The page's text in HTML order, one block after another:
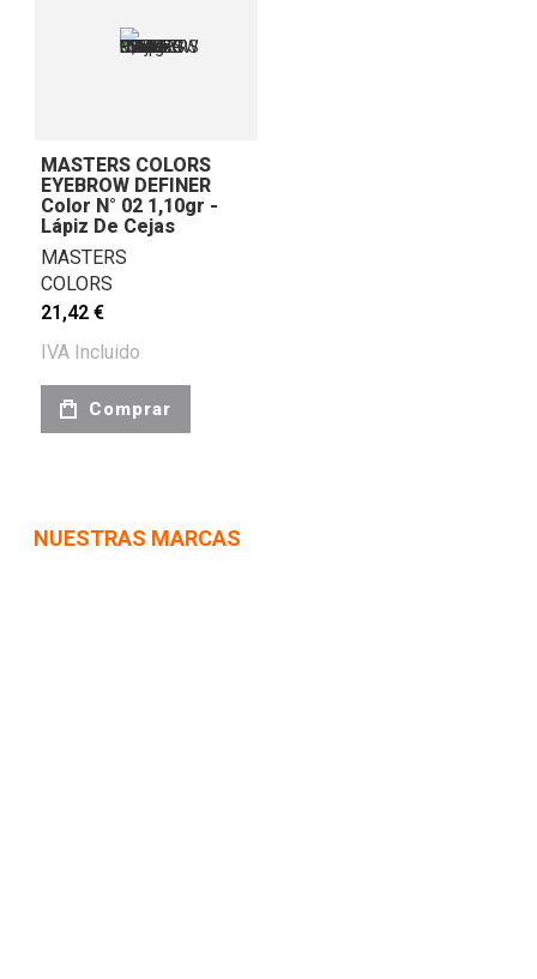
MASTERS COLORS
EYEBROW DEFINER
Color N° 02 1,10gr -
Lápiz De Cejas
MASTERS
COLORS
21,42 €
IVA Incluido
Comprar
NUESTRAS MARCAS